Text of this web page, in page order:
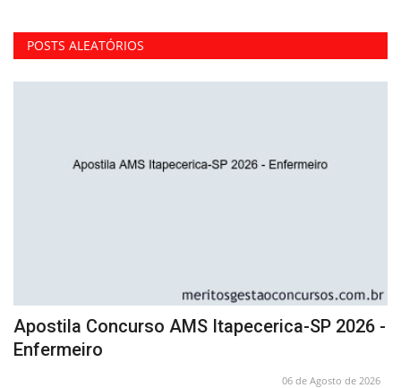
POSTS ALEATÓRIOS
Apostila Concurso AMS Itapecerica-SP 2026 -
Enfermeiro
06 de Agosto de 2026